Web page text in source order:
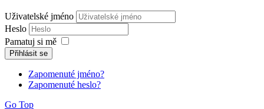
Uživatelské jméno
Heslo
Pamatuj si mě
Přihlásit se
Zapomenuté jméno?
Zapomenuté heslo?
Go Top